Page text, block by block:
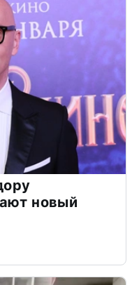
новый